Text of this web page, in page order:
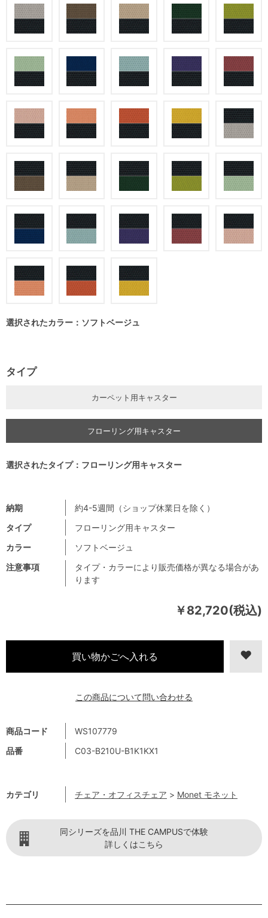
￥82,720(税込)
商品コード
WS107779
品番
C03-B210U-B1K1KX1
カテゴリ チェア・オフィスチェア > Monet モネット
注意事項
タイプ・カラーにより販売価格が異なる場合があ
ります
納期
約4-5週間（ショップ休業日を除く）
タイプ
フローリング用キャスター
カラー
ソフトベージュ
選択されたカラー：ソフトベージュ
タイプ
カーペット用キャスター
フローリング用キャスター
選択されたタイプ：フローリング用キャスター
この商品について問い合わせる
同シリーズを品川 THE CAMPUSで体験
詳しくはこちら